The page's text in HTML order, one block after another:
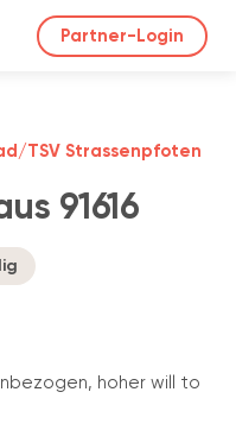
Partner-Login
91616
TSV Strassenpfoten
hoher will to